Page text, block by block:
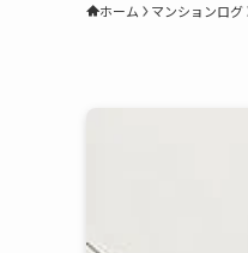
ホーム マンションログ